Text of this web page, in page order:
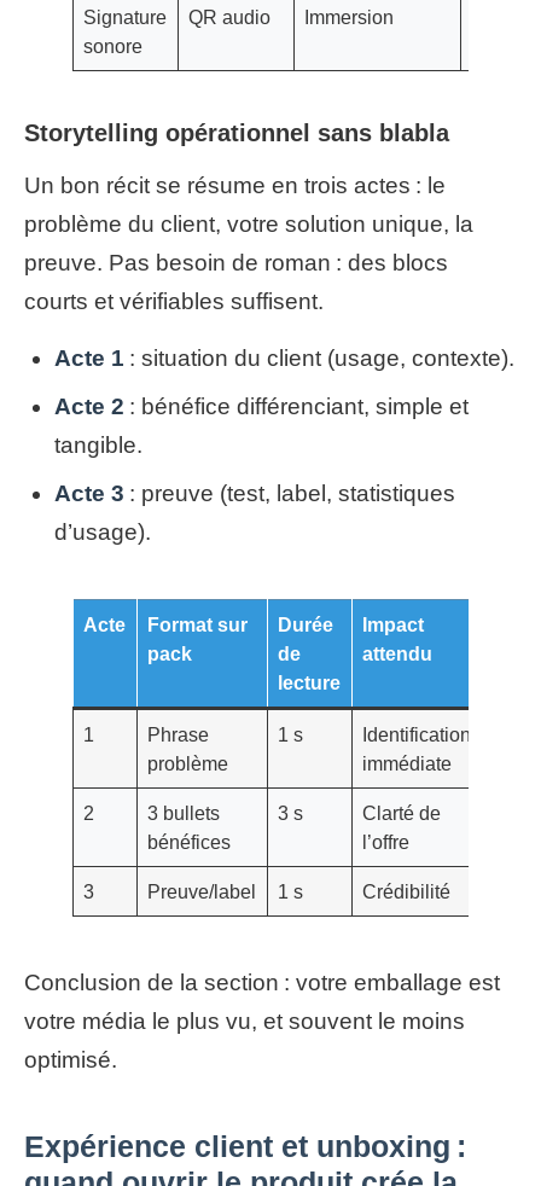
Signature
sonore
QR audio Immersion
Storytelling opérationnel sans blabla
Un bon récit se résume en trois actes : le
problème du client, votre solution unique, la
preuve. Pas besoin de roman : des blocs
courts et vérifiables suffisent.
Acte 1 : situation du client (usage, contexte).
Acte 2 : bénéfice différenciant, simple et
tangible.
Acte 3 : preuve (test, label, statistiques
d’usage).
Acte
Format sur
pack
Durée
de
lecture
Impact
attendu
1
Phrase
problème
1 s
Identification
immédiate
2
3 bullets
bénéfices
3 s
Clarté de
l’offre
3 Preuve/label 1 s Crédibilité
Conclusion de la section : votre emballage est
votre média le plus vu, et souvent le moins
optimisé.
Expérience client et unboxing :